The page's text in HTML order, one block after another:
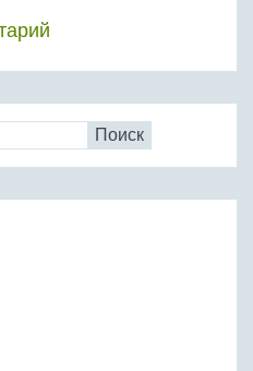
Поиск